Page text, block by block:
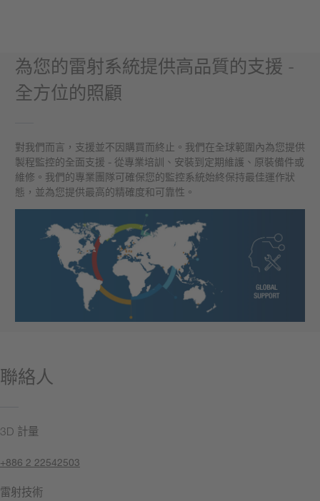
為您的雷射系統提供高品質的支援 -
全方位的照顧
對我們而言，支援並不因購買而終止。我們在全球範圍內為您提供
製程監控的全面支援 - 從專業培訓、安裝到定期維護、原裝備件或
維修。我們的專業團隊可確保您的監控系統始終保持最佳運作狀
態，並為您提供最高的精確度和可靠性。
聯絡人
3D 計量
+886 2 22542503
雷射技術